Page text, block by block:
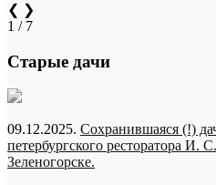
❮ ❯
1 / 7
Старые дачи
09.12.2025. Сохранившаяся (!)
петербургского ресторатора И.
Зеленогорске.